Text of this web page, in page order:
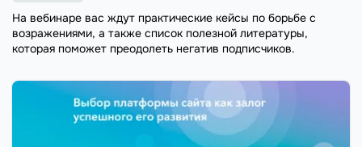
На вебинаре вас ждут практические кейсы по борьбе с
возражениями, а также список полезной литературы,
которая поможет преодолеть негатив подписчиков.